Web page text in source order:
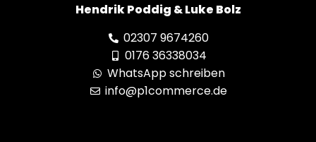
Hendrik Poddig & Luke Bolz
02307 9674260
0176 36338034
WhatsApp schreiben
info@p1commerce.de